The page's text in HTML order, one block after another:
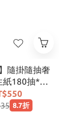
隨掛隨抽奢
紙180抽*10
/箱
8.7折